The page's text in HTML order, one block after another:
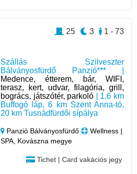
Szállás Szilveszter
Bálványosfürdő Panzió*** |
Medence, étterem, bár, WIFI,
terasz, kert, udvar, filagória, grill,
bogrács, játszótér, parkoló | 1,6 km
Buffogó láp, 6 km Szent Anna-tó,
20 km Tusnádfürdői sípálya
Panzió Bálványosfürdő
Wellness |
SPA, Kovászna megye
Tichet | Card vakációs jegy
1 - 73
3
25